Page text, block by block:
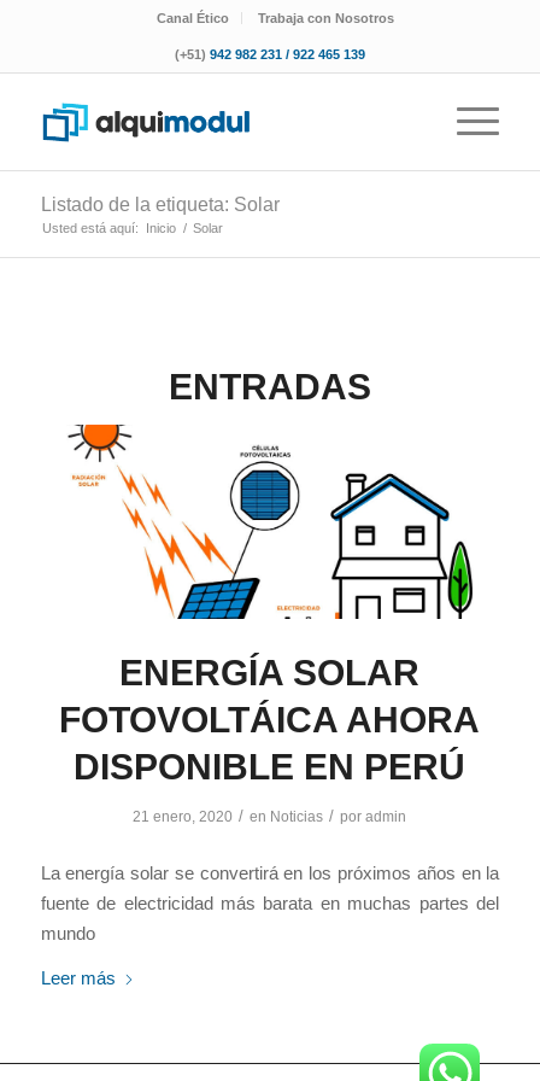
Canal Ético Trabaja con Nosotros
(+51) 942 982 231 / 922 465 139
Listado de la etiqueta: Solar
Usted está aquí: Inicio / Solar
ENTRADAS
ENERGÍA SOLAR
FOTOVOLTÁICA AHORA
DISPONIBLE EN PERÚ
21 enero, 2020 / en Noticias / poradmin
La energía solar se convertirá en los próximos años en la
fuente de electricidad más barata en muchas partes del
mundo
Leer más